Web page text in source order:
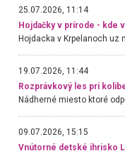
25.07.2026, 11:14
Hojdačky v prírode - kde
19.07.2026, 11:44
Rozprávkový les pri
09.07.2026, 15:15
Vnútorné detské ihrisko